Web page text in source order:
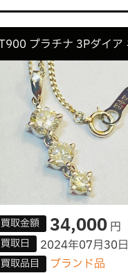
買取金額 34,000 円
買取日 2024年07月30日
買取品目 ブランド品